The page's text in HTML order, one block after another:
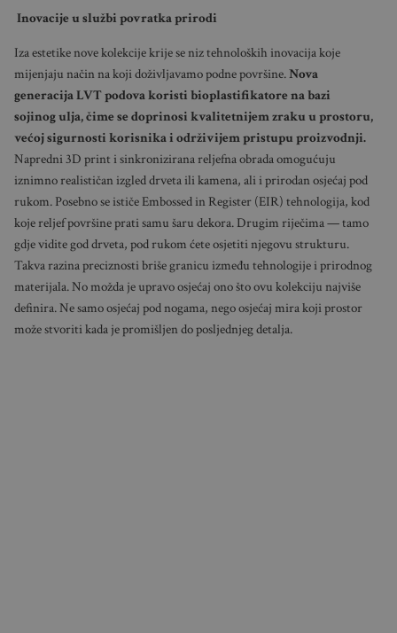
Inovacije u službi povratka prirodi
Iza estetike nove kolekcije krije se niz tehnoloških inovacija koje
mijenjaju način na koji doživljavamo podne površine.Nova
generacija LVT podova koristi bioplastifikatore na bazi
sojinog ulja, čime se doprinosi kvalitetnijem zraku u prostoru,
većoj sigurnosti korisnika i održivijem pristupu proizvodnji.
Napredni 3D print i sinkronizirana reljefna obrada omogućuju
iznimno realističan izgled drveta ili kamena, ali i prirodan osjećaj pod
rukom. Posebno se ističe Embossed in Register (EIR) tehnologija, kod
koje reljef površine prati samu šaru dekora. Drugim riječima — tamo
gdje vidite god drveta, pod rukom ćete osjetiti njegovu strukturu.
Takva razina preciznosti briše granicu između tehnologije i prirodnog
materijala. No možda je upravo osjećaj ono što ovu kolekciju najviše
definira. Ne samo osjećaj pod nogama, nego osjećaj mira koji prostor
može stvoriti kada je promišljen do posljednjeg detalja.